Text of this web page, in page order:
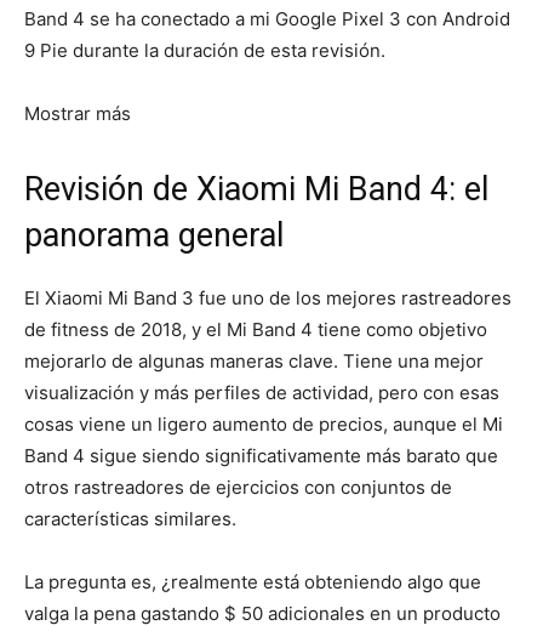
Band 4 se ha conectado a mi Google Pixel 3 con Android
9 Pie durante la duración de esta revisión.
Mostrar más
Revisión de Xiaomi Mi Band 4: el
panorama general
El Xiaomi Mi Band 3 fue uno de los mejores rastreadores
de fitness de 2018, y el Mi Band 4 tiene como objetivo
mejorarlo de algunas maneras clave. Tiene una mejor
visualización y más perfiles de actividad, pero con esas
cosas viene un ligero aumento de precios, aunque el Mi
Band 4 sigue siendo significativamente más barato que
otros rastreadores de ejercicios con conjuntos de
características similares.
La pregunta es, ¿realmente está obteniendo algo que
valga la pena gastando $ 50 adicionales en un producto